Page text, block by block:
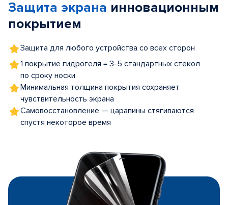
5
Защита экрана инновационным
покрытием
Защита для любого устройства со всех сторон
1 покрытие гидрогеля = 3-5 стандартных стекол
по сроку носки
Минимальная толщина покрытия сохраняет
чувствительность экрана
Самовосстановление — царапины стягиваются
спустя некоторое время